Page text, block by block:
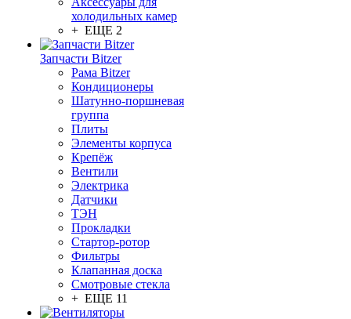
холодильных камер
+ ЕЩЕ 2
Запчасти Bitzer
Рама Bitzer
Кондиционеры
Шатунно-поршневая
группа
Плиты
Элементы корпуса
Крепёж
Вентили
Электрика
Датчики
ТЭН
Прокладки
Стартор-ротор
Фильтры
Клапанная доска
Смотровые стекла
+ ЕЩЕ 11